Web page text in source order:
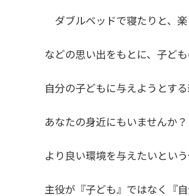
ダブルベッドで寝たりと、楽
などの思い出をもとに、子ど
自分の子どもに与えようとする
あなたの身近にもいませんか？
より良い環境を与えたいとい
主役が『子ども』ではなく『